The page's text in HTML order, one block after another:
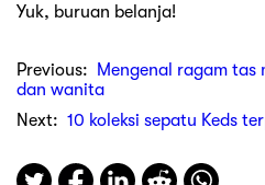
Yuk, buruan belanja!
Previous:
Mengenal ragam
dan wanita
Next: 10 koleksi sepatu Keds